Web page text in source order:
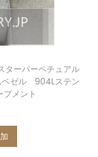
ターパーペチュアル
ベゼル 904Lステン
メント